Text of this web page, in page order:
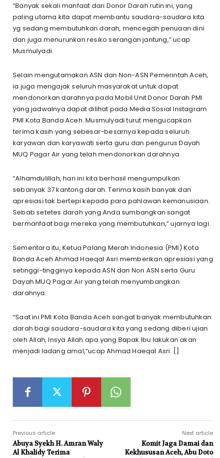
“Banyak sekali manfaat dari Donor Darah rutin ini, yang
paling utama kita dapat membantu saudara-saudara kita
yg sedang membutuhkan darah, mencegah penuaan dini
dan juga menurunkan resiko serangan jantung,” ucap
Musmulyadi.
Selain mengutamakan ASN dan Non-ASN Pemerintah Aceh,
ia juga mengajak seluruh masyarakat untuk dapat
mendonorkan darahnya pada Mobil Unit Donor Darah PMI
yang jadwalnya dapat dilihat pada Media Sosial Instagram
PMI Kota Banda Aceh. Musmulyadi turut mengucapkan
terima kasih yang sebesar-besarnya kepada seluruh
karyawan dan karyawati serta guru dan pengurus Dayah
MUQ Pagar Air yang telah mendonorkan darahnya.
“Alhamdulillah, hari ini kita berhasil mengumpulkan
sebanyak 37 kantong darah. Terima kasih banyak dan
apresiasi tak bertepi kepada para pahlawan kemanusiaan.
Sebab setetes darah yang Anda sumbangkan sangat
bermanfaat bagi mereka yang membutuhkan,” ujarnya lagi.
Sementara itu, Ketua Palang Merah Indonesia (PMI) Kota
Banda Aceh Ahmad Haeqal Asri memberikan apresiasi yang
setinggi-tingginya kepada ASN dan Non ASN serta Guru
Dayah MUQ Pagar Air yang telah menyumbangkan
darahnya.
“Saat ini PMI Kota Banda Aceh sangat banyak membutuhkan
darah bagi saudara-saudara kita yang sedang diberi ujian
oleh Allah, Insya Allah apa yang Bapak Ibu lakukan akan
menjadi ladang amal,”ucap Ahmad Haeqal Asri. []
Previous article
Abuya Syekh H. Amran Waly
Al Khalidy Terima
Next article
Komit Jaga Damai dan
Kekhususan Aceh, Abu Doto